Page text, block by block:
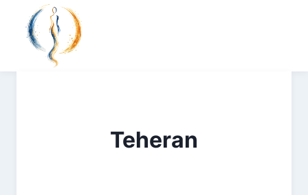
Inhalt
springen
Teheran